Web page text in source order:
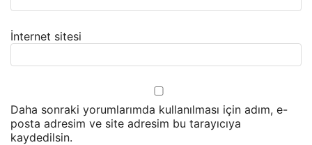
İnternet sitesi
Daha sonraki yorumlarımda kullanılması için adım, e-
posta adresim ve site adresim bu tarayıcıya
kaydedilsin.